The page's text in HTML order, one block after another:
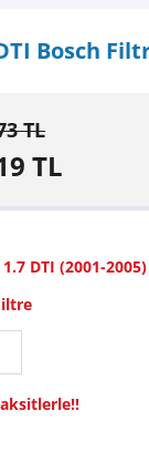
Bosch
TL
TL
DTI (2001-2005)